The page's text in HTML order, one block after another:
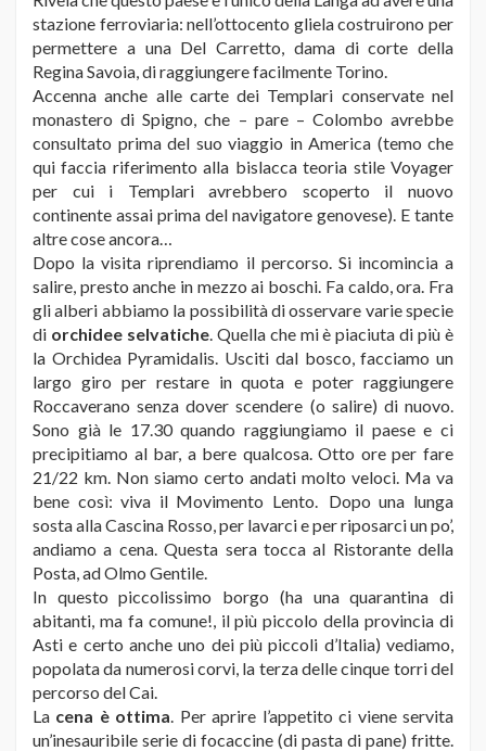
stazione ferroviaria: nell’ottocento gliela costruirono per
permettere a una Del Carretto, dama di corte della
Regina Savoia, di raggiungere facilmente Torino.
Accenna anche alle carte dei Templari conservate nel
monastero di Spigno, che – pare – Colombo avrebbe
consultato prima del suo viaggio in America (temo che
qui faccia riferimento alla bislacca teoria stile Voyager
per cui i Templari avrebbero scoperto il nuovo
continente assai prima del navigatore genovese). E tante
altre cose ancora…
Dopo la visita riprendiamo il percorso. Si incomincia a
salire, presto anche in mezzo ai boschi. Fa caldo, ora. Fra
gli alberi abbiamo la possibilità di osservare varie specie
di orchidee selvatiche. Quella che mi è piaciuta di più è
la Orchidea Pyramidalis. Usciti dal bosco, facciamo un
largo giro per restare in quota e poter raggiungere
Roccaverano senza dover scendere (o salire) di nuovo.
Sono già le 17.30 quando raggiungiamo il paese e ci
precipitiamo al bar, a bere qualcosa. Otto ore per fare
21/22 km. Non siamo certo andati molto veloci. Ma va
bene così: viva il Movimento Lento. Dopo una lunga
sosta alla Cascina Rosso, per lavarci e per riposarci un po’,
andiamo a cena. Questa sera tocca al Ristorante della
Posta, ad Olmo Gentile.
In questo piccolissimo borgo (ha una quarantina di
abitanti, ma fa comune!, il più piccolo della provincia di
Asti e certo anche uno dei più piccoli d’Italia) vediamo,
popolata da numerosi corvi, la terza delle cinque torri del
percorso del Cai.
La cena è ottima. Per aprire l’appetito ci viene servita
un’inesauribile serie di focaccine (di pasta di pane) fritte.